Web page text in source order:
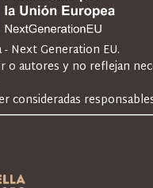
Next Generation EU.
autores y no reflejan
consideradas